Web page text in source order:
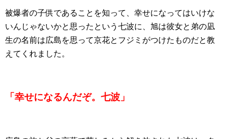
被爆者の子供であることを知って、幸せになってはいけな
いんじゃないかと思ったという七波に、旭は彼女と弟の凪
生の名前は広島を思って京花とフジミがつけたものだと教
えてくれました。
「幸せになるんだぞ。七波」